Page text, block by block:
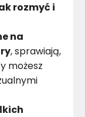
rozmyć i
na
, sprawiają,
możesz